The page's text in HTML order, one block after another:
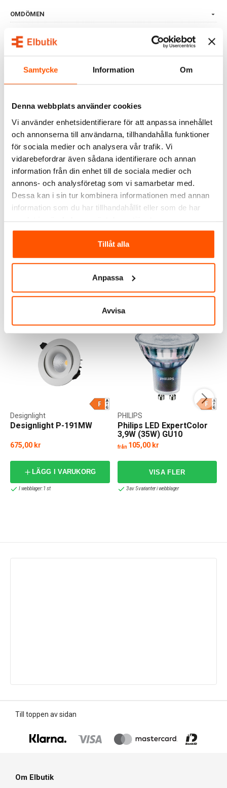
Samtycke Information Om
Denna webbplats använder cookies
Vi använder enhetsidentifierare för att anpassa innehållet
och annonserna till användarna, tillhandahålla funktioner
för sociala medier och analysera vår trafik. Vi
vidarebefordrar även sådana identifierare och annan
information från din enhet till de sociala medier och
annons- och analysföretag som vi samarbetar med.
Dessa kan i sin tur kombinera informationen med annan
information som du har tillhandahållit eller som de har
Tillåt alla
Anpassa
Avvisa
OMDÖMEN
FRÅGOR & SVAR
ALTERNATIVA PRODUKTER
Philips myLiving Box 2L
Takspot
PHILIPS
749,00 kr
Philips Essentials Meranti
Takspot 2L
PHILIPS
199,00 kr
Designlight P-191MW
Designlight
675,00 kr
LÄGG I VARUKORG
I webblager: 1 st
Philips LED ExpertColor
3,9W (35W) GU10
PHILIPS
från 105,00 kr
3 av 5 varianter i webblager
Till toppen av sidan
Om Elbutik